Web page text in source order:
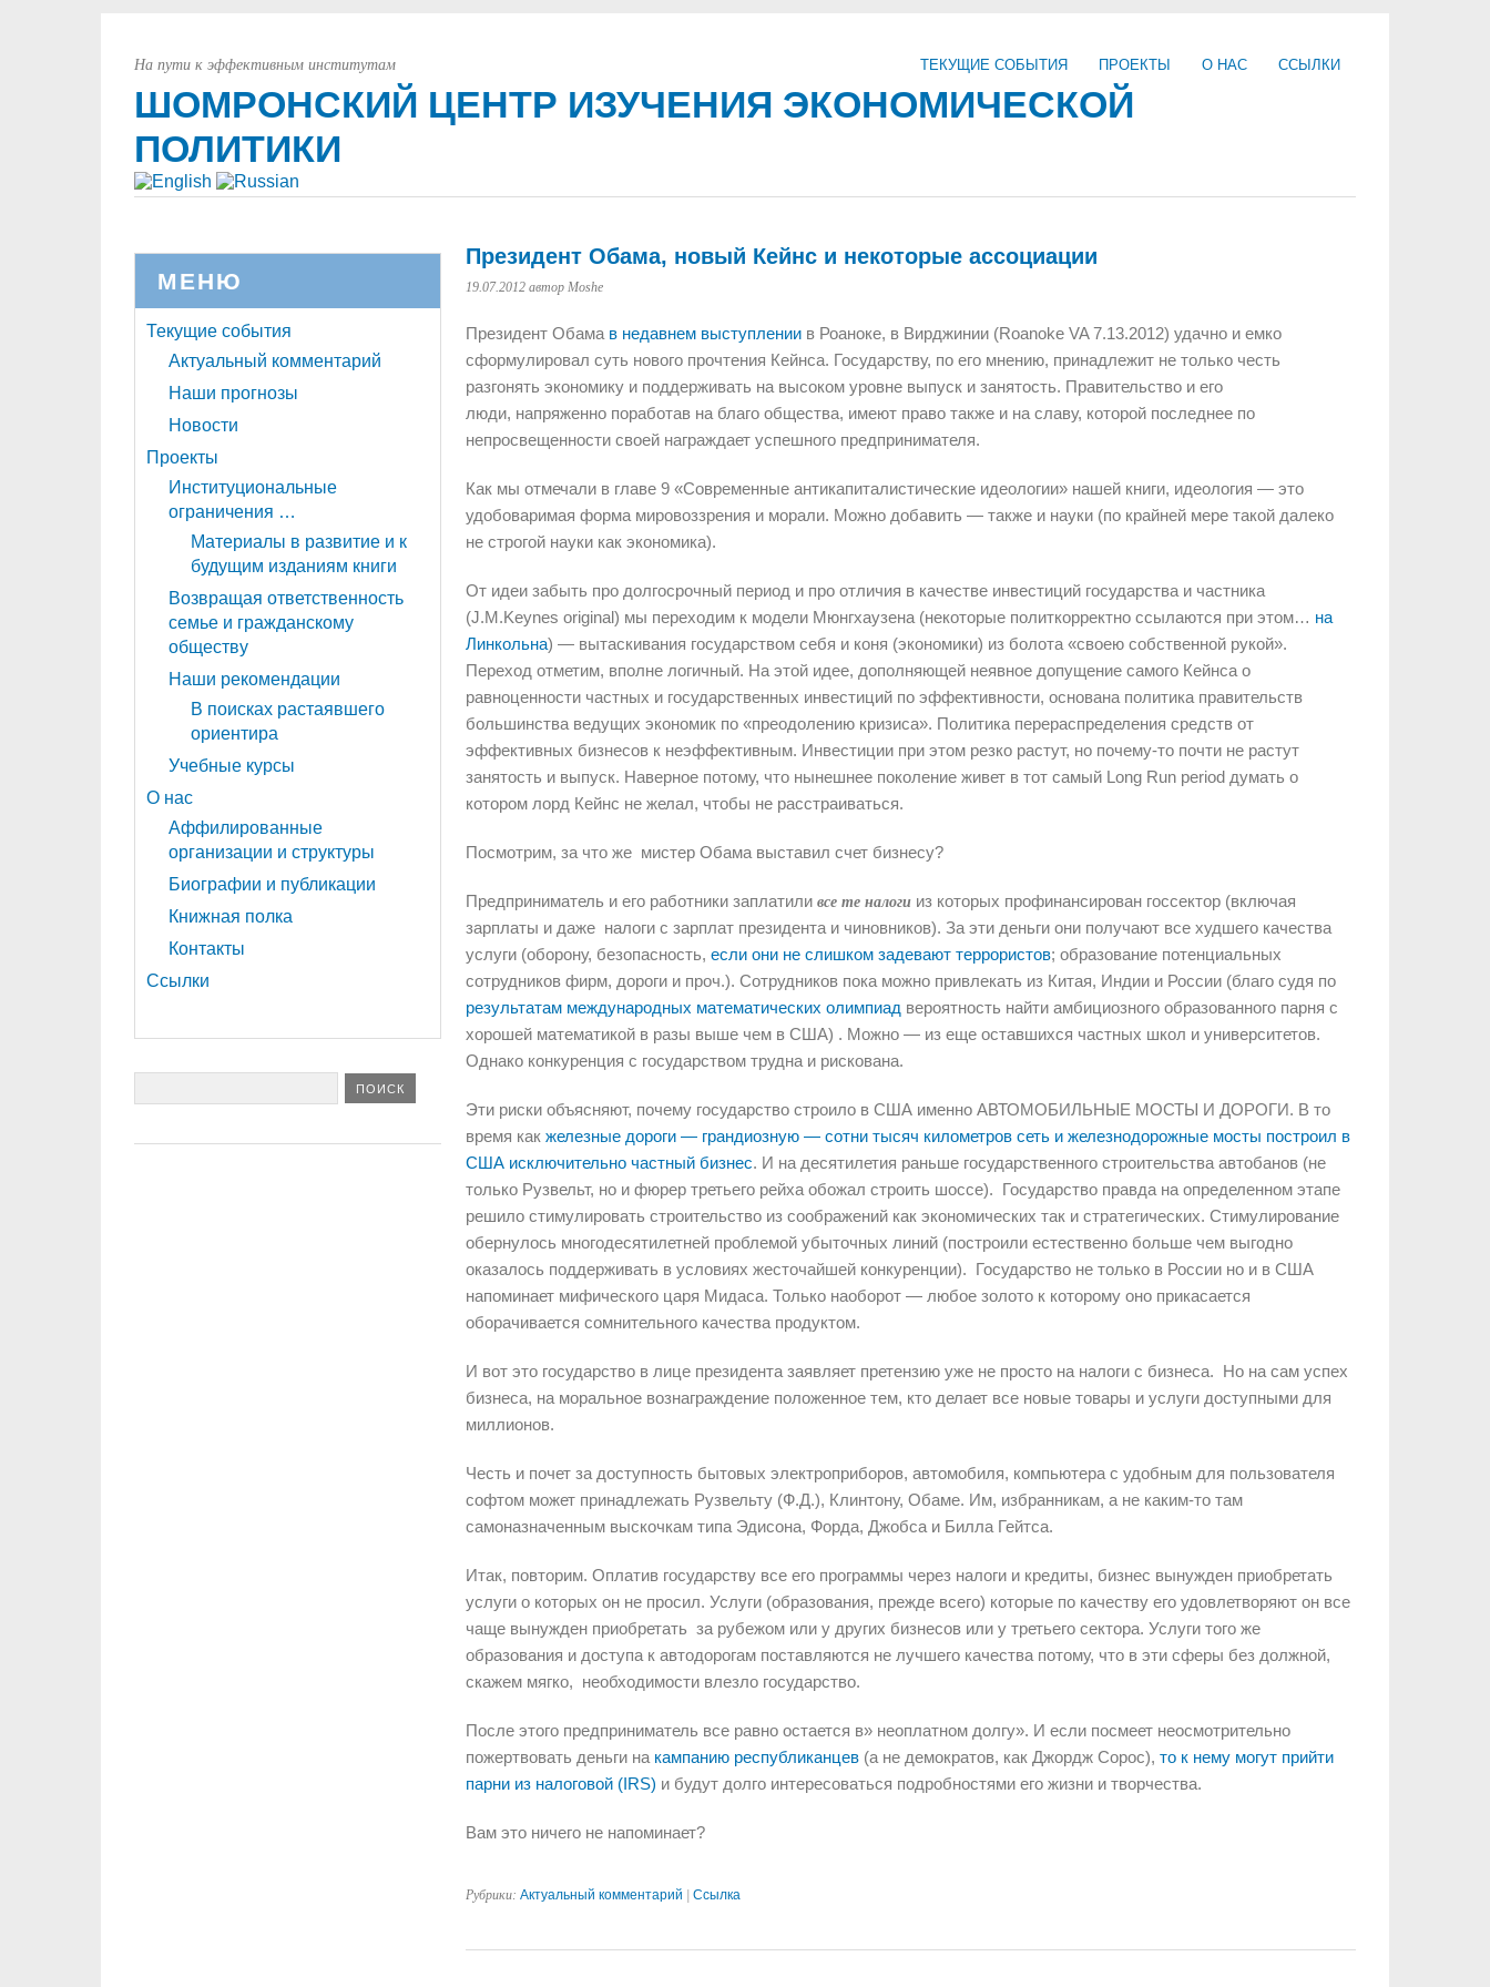
ТЕКУЩИЕ СОБЫТИЯ ПРОЕКТЫ О НАС ССЫЛКИ
ШОМРОНСКИЙ ЦЕНТР ИЗУЧЕНИЯ ЭКОНОМИЧЕСКОЙ
ПОЛИТИКИ
На пути к эффективным институтам
Президент Обама, новый Кейнс и некоторые ассоциации
19.07.2012 автор Moshe
Президент Обама в недавнем выступлении в Роаноке, в Вирджинии (Roanoke VA 7.13.2012) удачно и емко
сформулировал суть нового прочтения Кейнса. Государству, по его мнению, принадлежит не только честь
разгонять экономику и поддерживать на высоком уровне выпуск и занятость. Правительство и его
люди, напряженно поработав на благо общества, имеют право также и на славу, которой последнее по
непросвещенности своей награждает успешного предпринимателя.
Как мы отмечали в главе 9 «Современные антикапиталистические идеологии» нашей книги, идеология — это
удобоваримая форма мировоззрения и морали. Можно добавить — также и науки (по крайней мере такой далеко
не строгой науки как экономика).
От идеи забыть про долгосрочный период и про отличия в качестве инвестиций государства и частника
(J.M.Keynes original) мы переходим к модели Мюнгхаузена (некоторые политкорректно ссылаются при этом… на
Линкольна) — вытаскивания государством себя и коня (экономики) из болота «своею собственной рукой».
Переход отметим, вполне логичный. На этой идее, дополняющей неявное допущение самого Кейнса о
равноценности частных и государственных инвестиций по эффективности, основана политика правительств
большинства ведущих экономик по «преодолению кризиса». Политика перераспределения средств от
эффективных бизнесов к неэффективным. Инвестиции при этом резко растут, но почему-то почти не растут
занятость и выпуск. Наверное потому, что нынешнее поколение живет в тот самый Long Run period думать о
котором лорд Кейнс не желал, чтобы не расстраиваться.
Посмотрим, за что же мистер Обама выставил счет бизнесу?
Предприниматель и его работники заплатиливсе те налоги из которых профинансирован госсектор (включая
зарплаты и даже налоги с зарплат президента и чиновников). За эти деньги они получают все худшего качества
услуги (оборону, безопасность, если они не слишком задевают террористов; образование потенциальных
сотрудников фирм, дороги и проч.). Сотрудников пока можно привлекать из Китая, Индии и России (благо судя по
результатам международных математических олимпиад вероятность найти амбициозного образованного парня с
хорошей математикой в разы выше чем в США) . Можно — из еще оставшихся частных школ и университетов.
Однако конкуренция с государством трудна и рискована.
Эти риски объясняют, почему государство строило в США именно АВТОМОБИЛЬНЫЕ МОСТЫ И ДОРОГИ. В то
время какжелезные дороги — грандиозную — сотни тысяч километров сеть и железнодорожные мосты построил в
США исключительно частный бизнес. И на десятилетия раньше государственного строительства автобанов (не
только Рузвельт, но и фюрер третьего рейха обожал строить шоссе). Государство правда на определенном этапе
решило стимулировать строительство из соображений как экономических так и стратегических. Стимулирование
обернулось многодесятилетней проблемой убыточных линий (построили естественно больше чем выгодно
оказалось поддерживать в условиях жесточайшей конкуренции). Государство не только в России но и в США
напоминает мифического царя Мидаса. Только наоборот — любое золото к которому оно прикасается
оборачивается сомнительного качества продуктом.
И вот это государство в лице президента заявляет претензию уже не просто на налоги с бизнеса. Но на сам успех
бизнеса, на моральное вознаграждение положенное тем, кто делает все новые товары и услуги доступными для
миллионов.
Честь и почет за доступность бытовых электроприборов, автомобиля, компьютера с удобным для пользователя
софтом может принадлежать Рузвельту (Ф.Д.), Клинтону, Обаме. Им, избранникам, а не каким-то там
самоназначенным выскочкам типа Эдисона, Форда, Джобса и Билла Гейтса.
Итак, повторим. Оплатив государству все его программы через налоги и кредиты, бизнес вынужден приобретать
услуги о которых он не просил. Услуги (образования, прежде всего) которые по качеству его удовлетворяют он все
чаще вынужден приобретать за рубежом или у других бизнесов или у третьего сектора. Услуги того же
образования и доступа к автодорогам поставляются не лучшего качества потому, что в эти сферы без должной,
скажем мягко, необходимости влезло государство.
После этого предприниматель все равно остается в» неоплатном долгу». И если посмеет неосмотрительно
пожертвовать деньги на кампанию республиканцев (а не демократов, как Джордж Сорос),то к нему могут прийти
парни из налоговой (IRS) и будут долго интересоваться подробностями его жизни и творчества.
Вам это ничего не напоминает?
Рубрики:Актуальный комментарий |Ссылка
МЕНЮ
Текущие события
Актуальный комментарий
Наши прогнозы
Новости
Проекты
Институциональные
ограничения …
Материалы в развитие и к
будущим изданиям книги
Возвращая ответственность
семье и гражданскому
обществу
Наши рекомендации
В поисках растаявшего
ориентира
Учебные курсы
О нас
Аффилированные
организации и структуры
Биографии и публикации
Книжная полка
Контакты
Ссылки